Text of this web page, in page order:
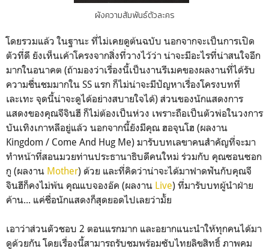
ผังความสัมพันธ์ตัวละคร
โดยรวมแล้ว ในฐานะ ที่ไม่เคยดูต้นฉบับ นอกจากจะเป็นการเปิด
ตัวที่ดี ยังเห็นเค้าโครงจากสิ่งที่วางไว้ว่า น่าจะมีอะไรที่น่าสนใจอีก
มากในอนาคต (ถ้ามองว่าเรื่องนี้เป็นงานรีเมคของผลงานที่ได้รับ
ความชื่นชมมากใน SS แรก ก็ไม่น่าจะมีปัญหาเรื่องโครงบทที่
เละเทะ จุดนี้น่าจะดูได้อย่างสบายใจได้) ส่วนของนักแสดงการ
แสดงของคุณจีจินฮี ก็ไม่ต้องเป็นห่วง เพราะถือเป็นตัวพ่อในวงการ
บันเทิงเกาหลีอยู่แล้ว นอกจากนี้ยังมีคุณ ฮอจุนโฮ (ผลงาน
Kingdom / Come And Hug Me) มารับบทเลขาคนสำคัญที่จะมา
ทำหน้าที่สอนมวยท่านประธานาธิบดีคนใหม่ ร่วมกับ คุณซอนซอก
กู (ผลงาน Mother) ด้วย และที่คิดว่าน่าจะได้มาฟาดฟันกับคุณจี
จินฮีก็คงไม่พ้น คุณแบจองอ๊ค (ผลงาน Live) ที่มารับบทผู้นำฝ่าย
ค้าน... แค่ชื่อนักแสดงก็สุดยอดไปเลยว่ามั้ย
เอาว่าส่วนตัวชอบ 2 ตอนแรกมาก และอยากแนะนำให้ทุกคนได้มา
ดูด้วยกัน โดยเรื่องนี้สามารถรับชมพร้อมซับไทยลิขสิทธิ์ ภาพคม